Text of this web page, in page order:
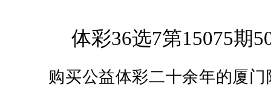
体彩36选7第15075期
购买公益体彩二十余年的厦门